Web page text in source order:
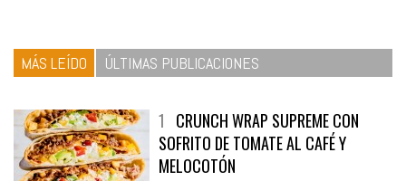
MÁS LEÍDO ÚLTIMAS PUBLICACIONES
1 CRUNCH WRAP SUPREME CON
SOFRITO DE TOMATE AL CAFÉ Y
MELOCOTÓN